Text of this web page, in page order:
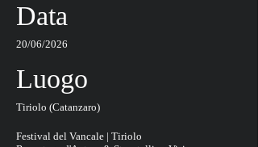
Data
20/06/2026
Luogo
Tiriolo (Catanzaro)
Festival del Vancale | Tiriolo